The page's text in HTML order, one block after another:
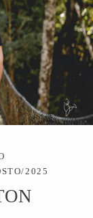
2025